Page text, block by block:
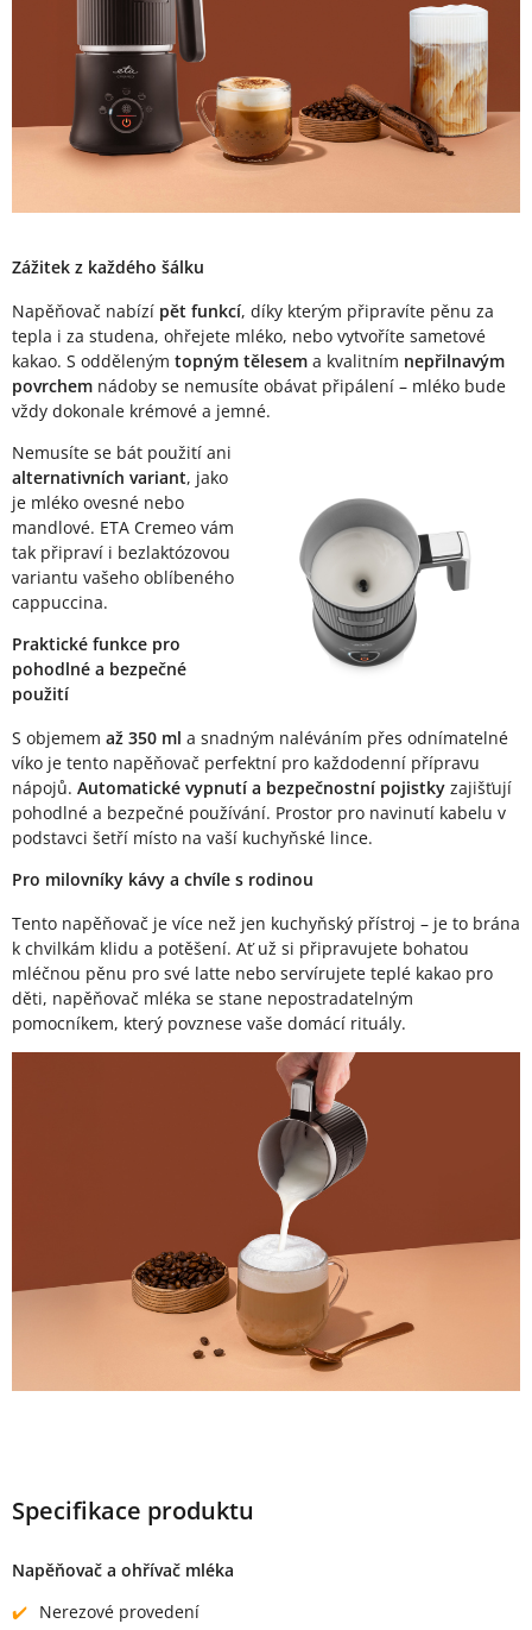
Zážitek z každého šálku
Napěňovač nabízí pět funkcí, díky kterým připravíte pěnu za
tepla i za studena, ohřejete mléko, nebo vytvoříte sametové
kakao. S odděleným topným tělesem a kvalitním nepřilnavým
povrchem nádoby se nemusíte obávat připálení – mléko bude
vždy dokonale krémové a jemné.
Nemusíte se bát použití ani
alternativních variant, jako
je mléko ovesné nebo
mandlové. ETA Cremeo vám
tak připraví i bezlaktózovou
variantu vašeho oblíbeného
cappuccina.
Praktické funkce pro
pohodlné a bezpečné
použití
S objemem až 350 ml a snadným naléváním přes odnímatelné
víko je tento napěňovač perfektní pro každodenní přípravu
nápojů. Automatické vypnutí a bezpečnostní pojistky zajišťují
pohodlné a bezpečné používání. Prostor pro navinutí kabelu v
podstavci šetří místo na vaší kuchyňské lince.
Pro milovníky kávy a chvíle s rodinou
Tento napěňovač je více než jen kuchyňský přístroj – je to brána
k chvilkám klidu a potěšení. Ať už si připravujete bohatou
mléčnou pěnu pro své latte nebo servírujete teplé kakao pro
děti, napěňovač mléka se stane nepostradatelným
pomocníkem, který povznese vaše domácí rituály.
Specifikace produktu
Napěňovač a ohřívač mléka
Nerezové provedení